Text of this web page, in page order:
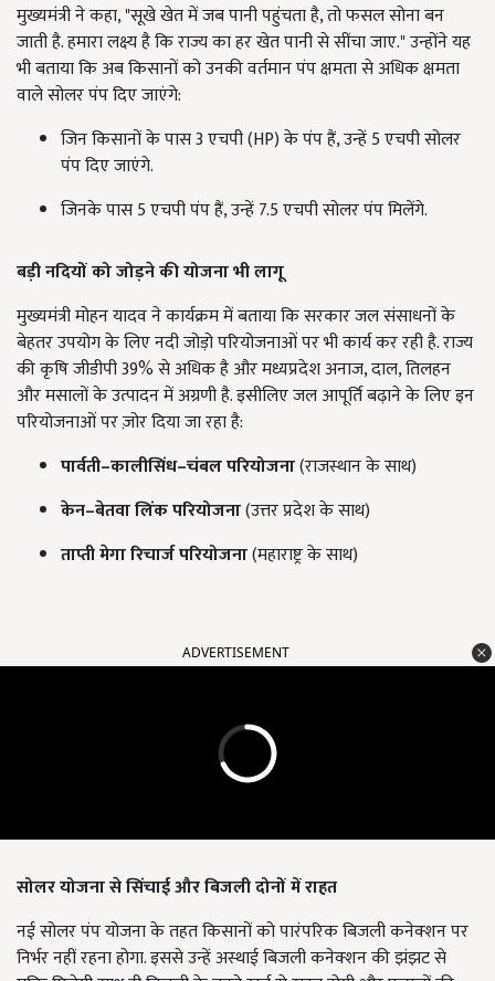
मुख्यमंत्री ने कहा, "सूखे खेत में जब पानी पहुंचता है, तो फसल सोना बन
जाती है. हमारा लक्ष्य है कि राज्य का हर खेत पानी से सींचा जाए." उन्होंने यह
भी बताया कि अब किसानों को उनकी वर्तमान पंप क्षमता से अधिक क्षमता
वाले सोलर पंप दिए जाएंगे:
जिन किसानों के पास 3 एचपी (HP) के पंप हैं, उन्हें 5 एचपी सोलर
पंप दिए जाएंगे.
जिनके पास 5 एचपी पंप हैं, उन्हें 7.5 एचपी सोलर पंप मिलेंगे.
बड़ी नदियों को जोड़ने की योजना भी लागू
मुख्यमंत्री मोहन यादव ने कार्यक्रम में बताया कि सरकार जल संसाधनों के
बेहतर उपयोग के लिए नदी जोड़ो परियोजनाओं पर भी कार्य कर रही है. राज्य
की कृषि जीडीपी 39% से अधिक है और मध्यप्रदेश अनाज, दाल, तिलहन
और मसालों के उत्पादन में अग्रणी है. इसीलिए जल आपूर्ति बढ़ाने के लिए इन
परियोजनाओं पर ज़ोर दिया जा रहा है:
पार्वती–कालीसिंध–चंबल परियोजना(राजस्थान के साथ)
केन–बेतवा लिंक परियोजना(उत्तर प्रदेश के साथ)
ताप्ती मेगा रिचार्ज परियोजना(महाराष्ट्र के साथ)
ADVERTISEMENT
सोलर योजना से सिंचाई और बिजली दोनों में राहत
नई सोलर पंप योजना के तहत किसानों को पारंपरिक बिजली कनेक्शन पर
निर्भर नहीं रहना होगा. इससे उन्हें अस्थाई बिजली कनेक्शन की झंझट से